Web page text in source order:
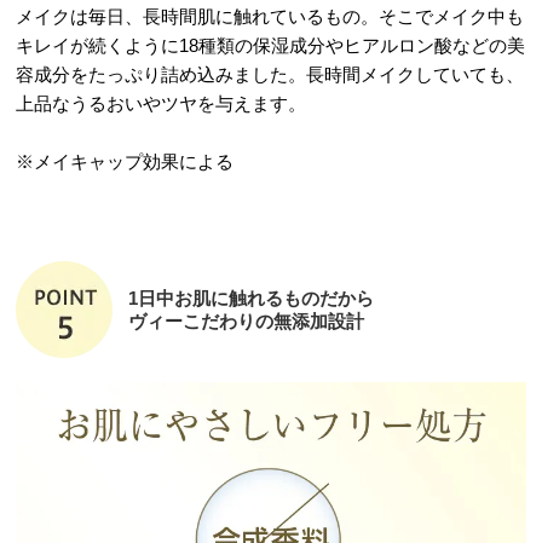
メイクは毎日、長時間肌に触れているもの。そこでメイク中も
キレイが続くように18種類の保湿成分やヒアルロン酸などの美
容成分をたっぷり詰め込みました。長時間メイクしていても、
上品なうるおいやツヤを与えます。
※メイキャップ効果による
1日中お肌に触れるものだから
ヴィーこだわりの無添加設計